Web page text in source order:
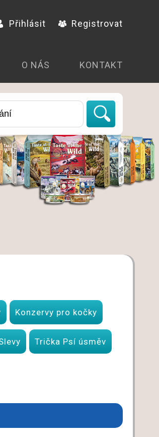
Přihlásit Registrovat
O NÁS KONTAKT
Konzervy pro kočky
Trička Psí úsměv